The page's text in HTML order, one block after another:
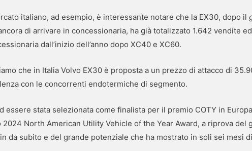
italiano, ad esempio, è interessante notare che la EX30, dopo il
di arrivare in concessionaria, ha già totalizzato 1.642 vendite
dall’inizio dell’anno dopo XC40 e XC60.
che in Italia Volvo EX30 è proposta a un prezzo di attacco di
con le concorrenti endotermiche di segmento.
essere stata selezionata come finalista per il premio COTY in
2024 North American Utility Vehicle of the Year Award, a riprova del
da subito e del grande potenziale che ha mostrato in soli sei mesi